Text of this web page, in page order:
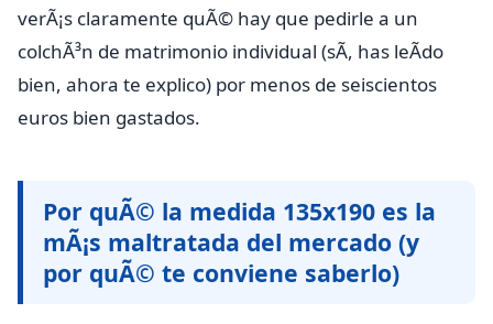
verÃ¡s claramente quÃ© hay que pedirle a un
colchÃ³n de matrimonio individual (sÃ­, has leÃ­do
bien, ahora te explico) por menos de seiscientos
euros bien gastados.
Por quÃ© la medida 135x190 es la
mÃ¡s maltratada del mercado (y
por quÃ© te conviene saberlo)